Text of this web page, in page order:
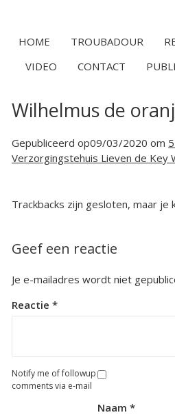
HOME TROUBADOUR
VIDEO
CONTACT
Wilhelmus de
Gepubliceerd op09/03/2020 om
Verzorgingstehuis Lieven de Key
Trackbacks zijn gesloten, maar je
Geef een reactie
Je e-mailadres wordt niet
Reactie *
Notify me of followup
comments via e-mail
Naam *